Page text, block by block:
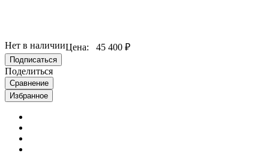
Нет в наличииЦена: 45 400 ₽
Подписаться
Поделиться
Сравнение
Избранное